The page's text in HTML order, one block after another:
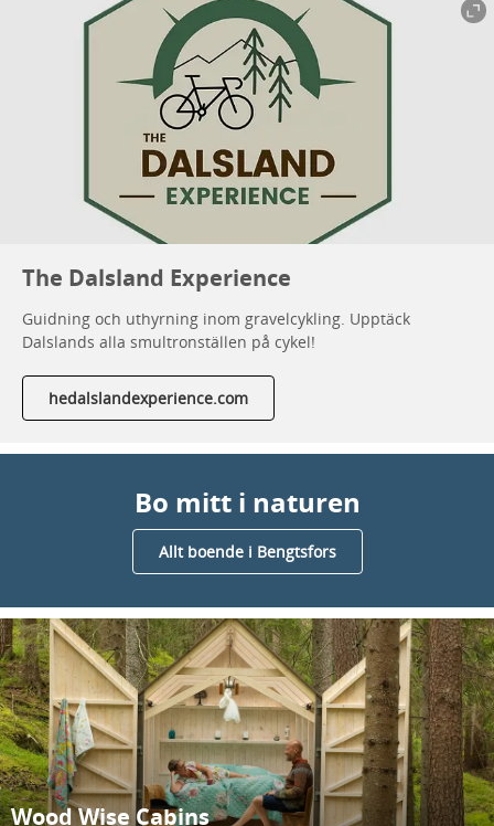
The Dalsland Experience
Guidning och uthyrning inom gravelcykling. Upptäck
Dalslands alla smultronställen på cykel!
hedalslandexperience.com
Bo mitt i naturen
Allt boende i Bengtsfors
Wood Wise Cabins